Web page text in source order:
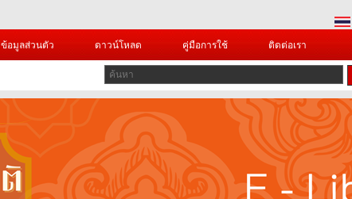
ข้อมูลส่วนตัว ดาวน์โหลด คู่มือการใช้ ติดต่อเรา